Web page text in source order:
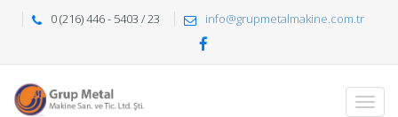
0 (216) 446 - 5403 / 23 info@grupmetalmakine.com.tr